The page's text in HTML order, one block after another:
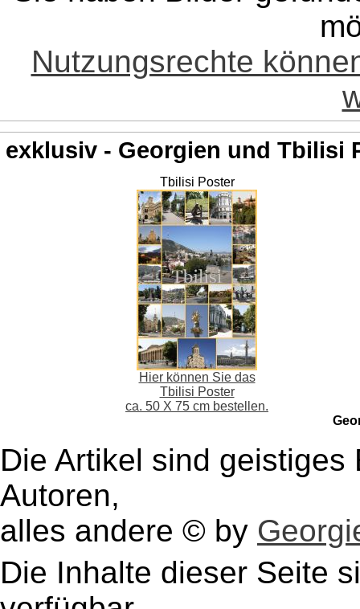
Nutzungsrechte
exklusiv - Georgien und Tbilisi
Tbilisi Poster
Hier können Sie das
Tbilisi Poster
ca. 50 X 75 cm bestellen.
Die Artikel sind
Autoren,
alles andere © by
Die Inhalte dieser Seite